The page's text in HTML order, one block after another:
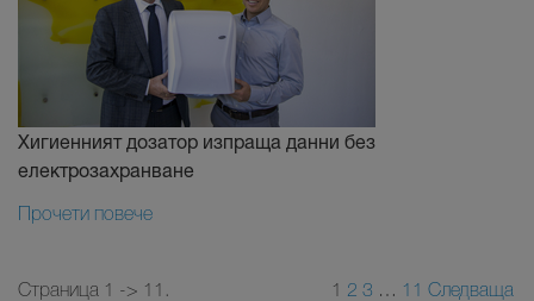
Хигиенният дозатор изпраща данни без
електрозахранване
Прочети повече
Страница 1 -> 11. 1 2 3 … 11 Следваща